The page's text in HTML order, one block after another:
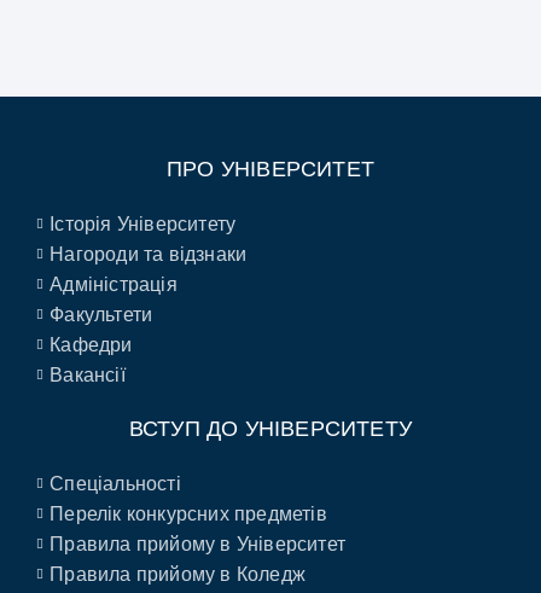
ПРО УНІВЕРСИТЕТ
Історія Університету
Нагороди та відзнаки
Адміністрація
Факультети
Кафедри
Вакансії
ВСТУП ДО УНІВЕРСИТЕТУ
Спеціальності
Перелік конкурсних предметів
Правила прийому в Університет
Правила прийому в Коледж